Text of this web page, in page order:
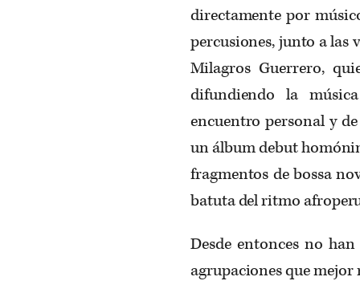
directamente por
percusiones, junto a las
Milagros Guerrero,
difundiendo la
encuentro personal y
un álbum debut
fragmentos de bossa
batuta del ritmo
Desde entonces no
agrupaciones que mejor